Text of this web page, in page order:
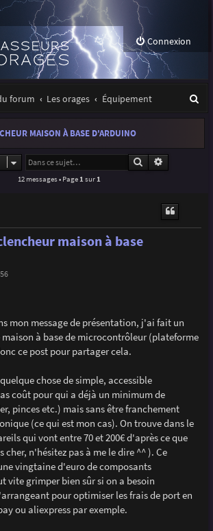
Connexion
forum Les orages Équipement
e
MAISON À BASE D'ARDUINO
Rechercher
12 messages • Page 1 sur 1
maison à base
mon message de présentation, j'ai fait un
à base de microcontrôleur (plateforme
ce post pour partager cela.
chose de simple, accessible
coût pour qui a déjà un minimum de
pinces etc.) mais sans être franchement
(ce qui est mon cas). On trouve dans le
qui vont entre 70 et 200€ d'après ce que
n'hésitez pas à me le dire ^^ ). Ce
vingtaine d'euro de composants
vite grimper bien sûr si on a besoin
pour optimiser les frais de port en
ou aliexpress par exemple.